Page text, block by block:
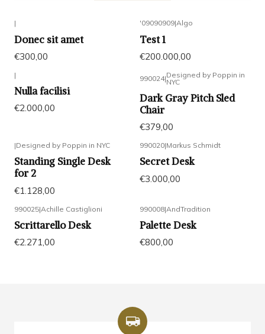
|
Donec sit amet
€300,00
'09090909|Algo
Test 1
€200.000,00
|
Nulla facilisi
€2.000,00
990024|Designed by Poppin in
NYC
Dark Gray Pitch Sled
Chair
€379,00
|Designed by Poppin in NYC
Standing Single Desk
for 2
€1.128,00
990020|Markus Schmidt
Secret Desk
€3.000,00
990025|Achille Castiglioni
Scrittarello Desk
€2.271,00
990008|AndTradition
Palette Desk
€800,00